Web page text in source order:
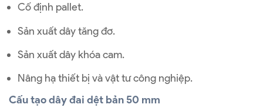
Cố định pallet.
Sản xuất dây tăng đơ.
Sản xuất dây khóa cam.
Nâng hạ thiết bị và vật tư công nghiệp.
Cấu tạo dây đai dệt bản 50 mm